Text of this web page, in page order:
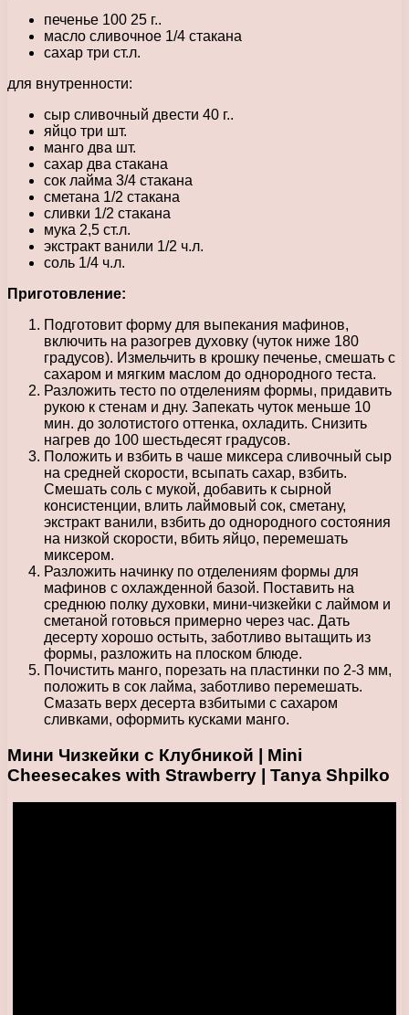
печенье 100 25 г..
масло сливочное 1/4 стакана
сахар три ст.л.
для внутренности:
сыр сливочный двести 40 г..
яйцо три шт.
манго два шт.
сахар два стакана
сок лайма 3/4 стакана
сметана 1/2 стакана
сливки 1/2 стакана
мука 2,5 ст.л.
экстракт ванили 1/2 ч.л.
соль 1/4 ч.л.
Приготовление:
Подготовит форму для выпекания мафинов,
включить на разогрев духовку (чуток ниже 180
градусов). Измельчить в крошку печенье, смешать с
сахаром и мягким маслом до однородного теста.
Разложить тесто по отделениям формы, придавить
рукою к стенам и дну. Запекать чуток меньше 10
мин. до золотистого оттенка, охладить. Снизить
нагрев до 100 шестьдесят градусов.
Положить и взбить в чаше миксера сливочный сыр
на средней скорости, всыпать сахар, взбить.
Смешать соль с мукой, добавить к сырной
консистенции, влить лаймовый сок, сметану,
экстракт ванили, взбить до однородного состояния
на низкой скорости, вбить яйцо, перемешать
миксером.
Разложить начинку по отделениям формы для
мафинов с охлажденной базой. Поставить на
среднюю полку духовки, мини-чизкейки с лаймом и
сметаной готовься примерно через час. Дать
десерту хорошо остыть, заботливо вытащить из
формы, разложить на плоском блюде.
Почистить манго, порезать на пластинки по 2-3 мм,
положить в сок лайма, заботливо перемешать.
Смазать верх десерта взбитыми с сахаром
сливками, оформить кусками манго.
Мини Чизкейки с Клубникой | Mini
Cheesecakes with Strawberry | Tanya Shpilko